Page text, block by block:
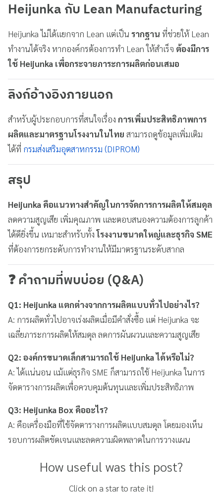
Heijunka กับ Lean Manufacturing
Heijunka ไม่ได้แยกจาก Lean แต่เป็น รากฐาน ที่ช่วยให้ Lean
ทำงานได้จริง หากองค์กรต้องการทำ Lean ให้สำเร็จ ต้องมีการ
ใช้ Heijunka เพื่อกระจายภาระการผลิตก่อนเสมอ
ลิงก์อ้างอิงภายนอก
สำหรับผู้ประกอบการที่สนใจเรื่อง การเพิ่มประสิทธิภาพการ
ผลิตและมาตรฐานโรงงานในไทย สามารถดูข้อมูลเพิ่มเติม
ได้ที่ กรมส่งเสริมอุตสาหกรรม (DIPROM)
สรุป
Heijunka คือแนวทางสำคัญในการจัดการการผลิตให้สมดุล
ลดความสูญเสีย เพิ่มคุณภาพ และตอบสนองความต้องการลูกค้า
ได้ดียิ่งขึ้น เหมาะสำหรับทั้งโรงงานขนาดใหญ่และธุรกิจ SME
ที่ต้องการยกระดับการทำงานให้มีมาตรฐานระดับสากล
❓ คำถามที่พบบ่อย (Q&A)
Q1: Heijunka แตกต่างจากการผลิตแบบทั่วไปอย่างไร?
A: การผลิตทั่วไปอาจเร่งผลิตเมื่อมีคำสั่งซื้อ แต่ Heijunka จะ
เฉลี่ยภาระการผลิตให้สมดุล ลดการผันผวนและความสูญเสีย
Q2: องค์กรขนาดเล็กสามารถใช้ Heijunka ได้หรือไม่?
A: ได้แน่นอน แม้แต่ธุรกิจ SME ก็สามารถใช้ Heijunka ในการ
จัดตารางการผลิตเพื่อควบคุมต้นทุนและเพิ่มประสิทธิภาพ
Q3: Heijunka Box คืออะไร?
A: คือเครื่องมือที่ใช้จัดตารางการผลิตแบบสมดุล โดยมองเห็น
รอบการผลิตชัดเจนและลดความผิดพลาดในการวางแผน
How useful was this post?
Click on a star to rate it!